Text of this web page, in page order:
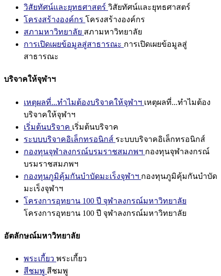
วิสัยทัศน์และยุทธศาสตร์ วิสัยทัศน์และยุทธศาสตร์
โครงสร้างองค์กร โครงสร้างองค์กร
สภามหาวิทยาลัย สภามหาวิทยาลัย
การเปิดเผยข้อมูลสู่สาธารณะ การเปิดเผยข้อมูลสู่
สาธารณะ
บริจาคให้จุฬาฯ
เหตุผลที่...ทำไมต้องบริจาคให้จุฬาฯ เหตุผลที่...ทำไมต้อง
บริจาคให้จุฬาฯ
เริ่มต้นบริจาค เริ่มต้นบริจาค
ระบบบริจาคอิเล็กทรอนิกส์ ระบบบริจาคอิเล็กทรอนิกส์
กองทุนจุฬาลงกรณ์บรมราชสมภพฯ กองทุนจุฬาลงกรณ์
บรมราชสมภพฯ
กองทุนภูมิคุ้มกันบำบัดมะเร็งจุฬาฯ กองทุนภูมิคุ้มกันบำบัด
มะเร็งจุฬาฯ
โครงการอุทยาน 100 ปี จุฬาลงกรณ์มหาวิทยาลัย
โครงการอุทยาน 100 ปี จุฬาลงกรณ์มหาวิทยาลัย
อัตลักษณ์มหาวิทยาลัย
พระเกี้ยว พระเกี้ยว
สีชมพู สีชมพู